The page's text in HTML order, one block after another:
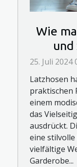
Wie
25. Juli 2024
Latzhosen
praktischen
einem
das
ausdrückt.
eine stilvolle
vielfältige
Garderobe...